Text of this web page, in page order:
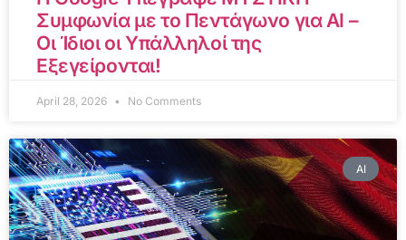
Συμφωνία με το Πεντάγωνο για AI –
Οι Ίδιοι οι Υπάλληλοί της
Εξεγείρονται!
April 28, 2026 No Comments
AI